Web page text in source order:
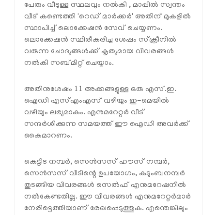
പേരും വീടുള്ള സ്ഥലവും നൽകി , മാപ്പിൽ സ്വന്തം
വീട് കണ്ടെത്തി 'റെഡ് മാർക്കർ' അതിന് മുകളിൽ
സ്ഥാപിച്ച് ലൊക്കേഷൻ സേവ് ചെയ്യണം.
ലൊക്കേഷൻ സ്ഥിരീകരിച്ച ശേഷം സ്‌ക്രീനിൽ
വരുന്ന ചോദ്യങ്ങൾക്ക് കൃത്യമായ വിവരങ്ങൾ
നൽകി സബ്മിറ്റ് ചെയ്യാം.
അതിനുശേഷം 11 അക്കങ്ങളുള്ള ഒരു എസ്.ഇ.
ഐഡി എസ്എംഎസ് വഴിയും ഇ-മെയിൽ
വഴിയും ലഭ്യമാകും. എനുമറേറ്റർ വീട്
സന്ദർശിക്കുന്ന സമയത്ത് ഈ ഐഡി അവർക്ക്
കൈമാറണം.
കെട്ടിട നമ്പർ, സെൻസസ് ഹൗസ് നമ്പർ,
സെൻസസ് വീടിന്റെ ഉപയോഗം, കുടുംബനമ്പർ
തുടങ്ങിയ വിവരങ്ങൾ സെൽഫ് എനുമറേഷനിൽ
നൽകേണ്ടതില്ല. ഈ വിവരങ്ങൾ എനുമറേറ്റർമാർ
നേരിട്ടെത്തിയാണ് രേഖപ്പെടുത്തുക. എന്തെങ്കിലും